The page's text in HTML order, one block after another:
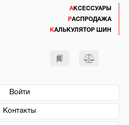
АКСЕССУАРЫ
РАСПРОДАЖА
КАЛЬКУЛЯТОР ШИН
Войти
Контакты